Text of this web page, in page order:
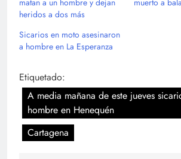
heridos a dos más
Sicarios en moto asesinaron
a hombre en La Esperanza
Etiquetado:
A media mañana de este jueves
hombre en Henequén
Cartagena